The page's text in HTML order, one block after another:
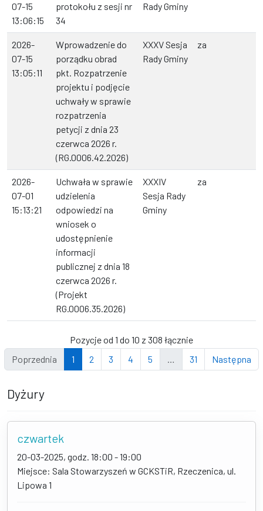
07-15
13:06:15
protokołu z sesji nr
34
Rady Gminy
2026-
07-15
13:05:11
Wprowadzenie do
porządku obrad
pkt. Rozpatrzenie
projektu i podjęcie
uchwały w sprawie
rozpatrzenia
petycji z dnia 23
czerwca 2026 r.
(RG.0006.42.2026)
XXXV Sesja
Rady Gminy
za
2026-
07-01
15:13:21
Uchwała w sprawie
udzielenia
odpowiedzi na
wniosek o
udostępnienie
informacji
publicznej z dnia 18
czerwca 2026 r.
(Projekt
RG.0006.35.2026)
XXXIV
Sesja Rady
Gminy
za
Pozycje od 1 do 10 z 308 łącznie
Poprzednia
1 2 3 4 5 31 Następna
Dyżury
czwartek
20-03-2025, godz. 18:00 - 19:00
Miejsce: Sala Stowarzyszeń w GCKSTiR, Rzeczenica, ul.
Lipowa 1